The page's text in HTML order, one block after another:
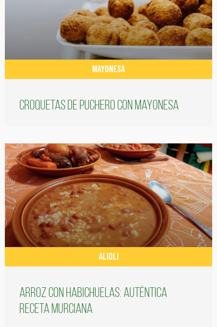
MAYONESA
Croquetas de puchero con Mayonesa
ALIOLI
Arroz con habichuelas: auténtica
receta murciana